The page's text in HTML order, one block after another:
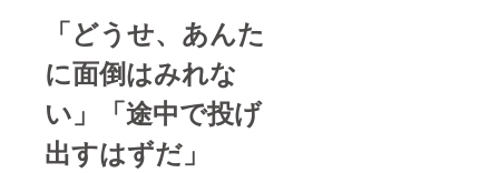
「どうせ、あんた
に面倒はみれな
い」「途中で投げ
出すはずだ」